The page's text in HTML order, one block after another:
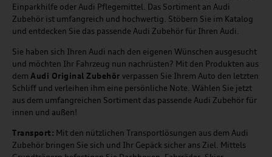
Einparkhilfe oder Audi Pflegemittel. Das Sortiment an Audi
Zubehör ist umfangreich und hochwertig. Stöbern Sie im Katalog
und entdecken Sie das passende Audi Zubehör für Ihren Audi.
Sie haben sich Ihren Audi nach den eigenen Wünschen ausgesucht
und möchten Ihr Fahrzeug nun nachrüsten? Mit den Produkten aus
dem Audi Original Zubehör verpassen Sie Ihrem Auto den letzten
Schliff und verleihen ihm eine persönliche Note. Wählen Sie jetzt
aus dem umfangreichen Sortiment das passende Audi Zubehör für
innen und außen!
Transport: Mit den nützlichen Transportlösungen aus dem Audi
Zubehör bringen Sie sich und Ihr Gepäck sicher ans Ziel. Mittels